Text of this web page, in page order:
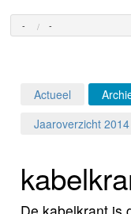
- -
Programma's
Actueel
Jaaroverzicht 2014